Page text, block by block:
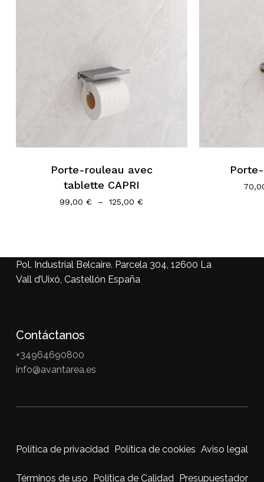
Porte-rouleau avec
tablette CAPRI
99,00€ – 125,00€
Pol. Industrial Belcaire. Parcela 304, 12600 La
Vall d’Uixó, Castellón España
Contáctanos
+34964690800
info@avantarea.es
Política de privacidad Política de cookies Aviso legal
Términos de uso Política de Calidad Presupuestador